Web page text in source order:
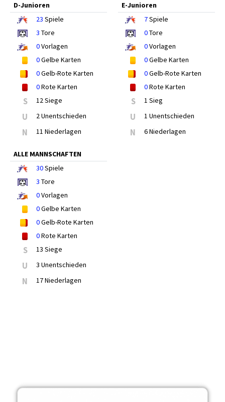
D-Junioren
23 Spiele
3 Tore
0Vorlagen
0Gelbe Karten
0Gelb-Rote Karten
0Rote Karten
S 12 Siege
U 2 Unentschieden
N 11 Niederlagen
E-Junioren
7Spiele
0Tore
0Vorlagen
0Gelbe Karten
0Gelb-Rote Karten
0Rote Karten
S 1 Sieg
U 1 Unentschieden
N 6 Niederlagen
ALLE MANNSCHAFTEN
30Spiele
3 Tore
0Vorlagen
0Gelbe Karten
0Gelb-Rote Karten
0Rote Karten
S 13 Siege
U 3 Unentschieden
N 17 Niederlagen